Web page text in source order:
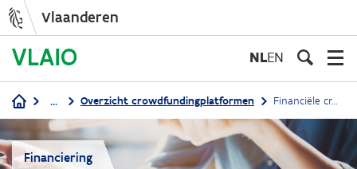
inhoud
gaan
Vlaanderen
NLEN
Kruimelpad
... Overzicht crowdfundingplatformen Financiële crowdfunding
Financiering